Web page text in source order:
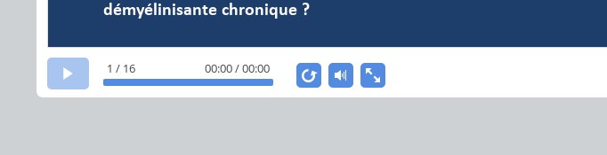
démyélinisante chronique ?
1 / 16 00:00 / 00:00